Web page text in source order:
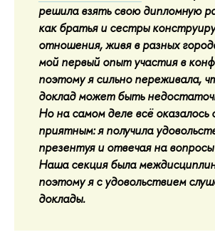
решила взять свою дипломную
как братья и сестры
отношения, живя в разных
мой первый опыт участия в
поэтому я сильно переживала,
доклад может быть
Но на самом деле всё оказалось
приятным: я получила
презентуя и отвечая на вопросы
Наша секция была
поэтому я с удовольствием
доклады.